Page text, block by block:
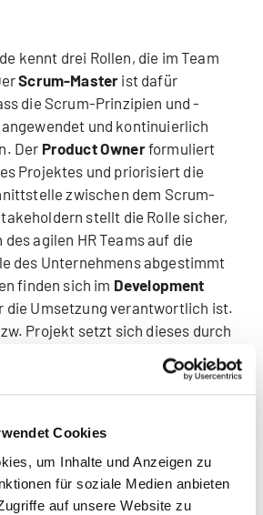
Cookies
um Inhalte und Anzeigen zu
für soziale Medien anbieten
auf unsere Website zu
kennt drei Rollen, die im Team
Scrum-Master ist dafür
die Scrum-Prinzipien und -
und kontinuierlich
Der Product Ownerformuliert
Projektes und priorisiert die
zwischen dem Scrum-
stellt die Rolle sicher,
des agilen HR Teams auf die
des Unternehmens abgestimmt
finden sich im Development
die Umsetzung verantwortlich ist.
Projekt setzt sich dieses durch
Team könnte dies beispielsweise
Agile Scoutssein, die sich darauf
somit sicher, dass die
erforderlichen Fähigkeiten und
um agil zu arbeiten. Diese